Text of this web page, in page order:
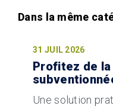
31 JUIL 2026
Profitez de
Une solution